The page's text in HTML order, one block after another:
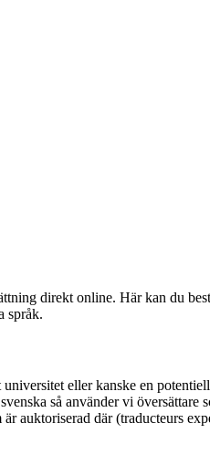
direkt online. Här kan du
språk.
eller kanske en
så använder vi
auktoriserad där (traducteurs